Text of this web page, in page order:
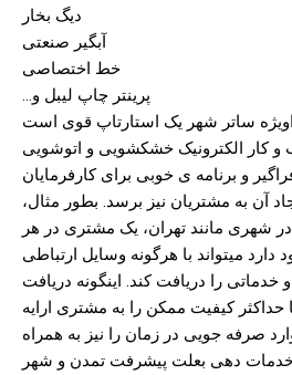
دیگ بخار
آبگیر صنعتی
خط اختصاصی
پرینتر چاپ لیبل و…
اویژه ساتر شهر یک استارتاپ قوی است
کار الکترونیک خشکشویی و اتوشویی
و برنامه ی خوبی برای کارفرمایان
آن به مشتریان نیز برسد. بطور مثال،
در شهری مانند تهران، یک مشتری در هر
دارد میتواند با هرگونه وسایل ارتباطی
را دریافت کند. اینگونه دریافت
حداکثر کیفیت ممکن را به مشتری ارایه
صرفه جویی در زمان را نیز به همراه
خدمات دهی بعلت پیشرفت تمدن و شهر